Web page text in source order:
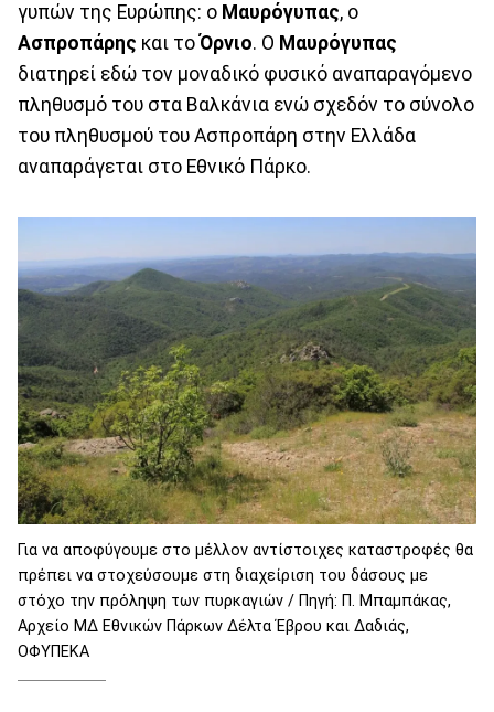
γυπών της Ευρώπης: ο Μαυρόγυπας, ο
Ασπροπάρης και τοΌρνιο. Ο Μαυρόγυπας
διατηρεί εδώ τον μοναδικό φυσικό αναπαραγόμενο
πληθυσμό του στα Βαλκάνια ενώ σχεδόν το σύνολο
του πληθυσμού του Ασπροπάρη στην Ελλάδα
αναπαράγεται στο Εθνικό Πάρκο.
Για να αποφύγουμε στο μέλλον αντίστοιχες καταστροφές θα
πρέπει να στοχεύσουμε στη διαχείριση του δάσους με
στόχο την πρόληψη των πυρκαγιών / Πηγή: Π. Μπαμπάκας,
Αρχείο ΜΔ Εθνικών Πάρκων Δέλτα Έβρου και Δαδιάς,
ΟΦΥΠΕΚΑ